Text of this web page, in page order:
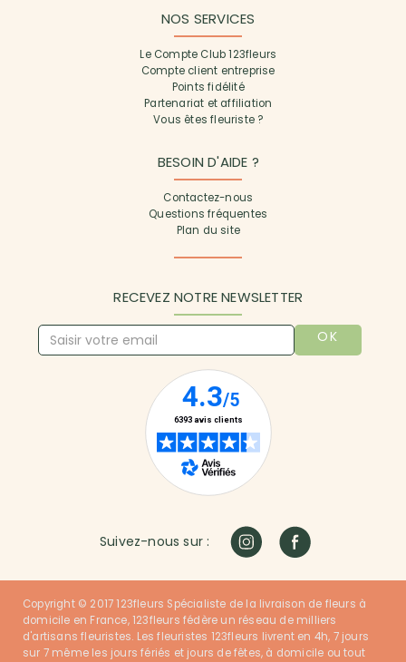
NOS SERVICES
Le Compte Club 123fleurs
Compte client entreprise
Points fidélité
Partenariat et affiliation
Vous êtes fleuriste ?
BESOIN D'AIDE ?
Contactez-nous
Questions fréquentes
Plan du site
RECEVEZ NOTRE NEWSLETTER
OK
Suivez-nous sur :
Copyright © 2017 123fleurs Spécialiste de la livraison de fleurs à
domicile en France, 123fleurs fédère un réseau de milliers
d'artisans fleuristes. Les fleuristes 123fleurs livrent en 4h, 7 jours
sur 7 même les jours fériés et jours de fêtes, à domicile ou tout